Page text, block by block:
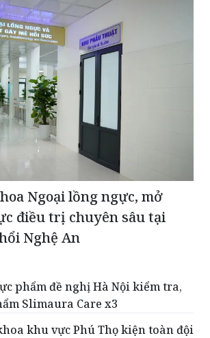
Ngoại lồng ngực, mở
điều trị chuyên sâu tại
Nghệ An
phẩm đề nghị Hà Nội kiểm tra,
khu vực Phú Thọ kiện toàn đội
tục nâng cao chất lượng khám